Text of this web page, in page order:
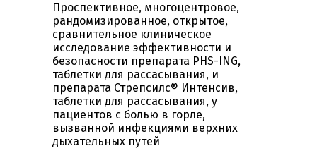
Проспективное, многоцентровое,
рандомизированное, открытое,
сравнительное клиническое
исследование эффективности и
безопасности препарата PHS-ING,
таблетки для рассасывания, и
препарата Стрепсилс® Интенсив,
таблетки для рассасывания, у
пациентов с болью в горле,
вызванной инфекциями верхних
дыхательных путей